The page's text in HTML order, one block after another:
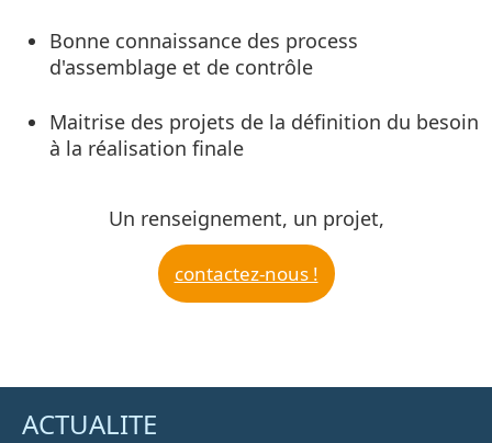
Bonne connaissance des process
d'assemblage et de contrôle
Maitrise des projets de la définition du besoin
à la réalisation finale
Un renseignement, un projet,
contactez-nous !
ACTUALITE